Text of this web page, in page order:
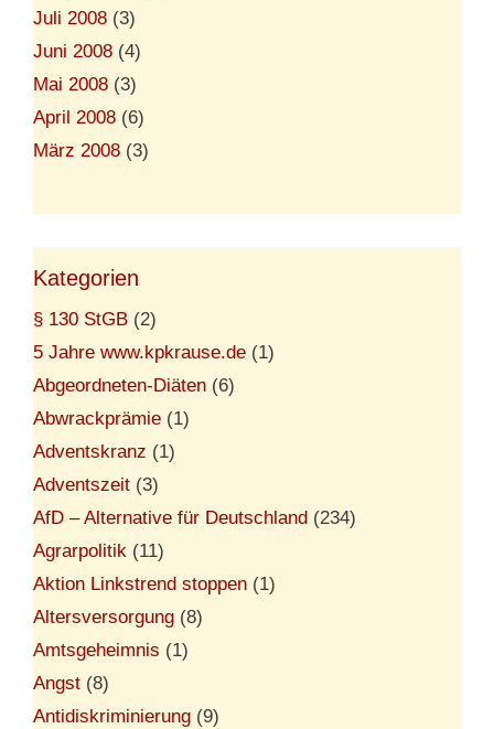
Juli 2008 (3)
Juni 2008 (4)
Mai 2008 (3)
April 2008 (6)
März 2008 (3)
Kategorien
§ 130 StGB (2)
5 Jahre www.kpkrause.de (1)
Abgeordneten-Diäten (6)
Abwrackprämie (1)
Adventskranz (1)
Adventszeit (3)
AfD – Alternative für Deutschland (234)
Agrarpolitik (11)
Aktion Linkstrend stoppen (1)
Altersversorgung (8)
Amtsgeheimnis (1)
Angst (8)
Antidiskriminierung (9)